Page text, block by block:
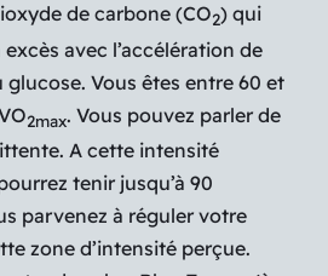
de carbone (CO2) qui
avec l’accélération de
glucose. Vous êtes entre 60 et
2max. Vous pouvez parler de
A cette intensité
tenir jusqu’à 90
parvenez à réguler votre
zone d’intensité perçue.